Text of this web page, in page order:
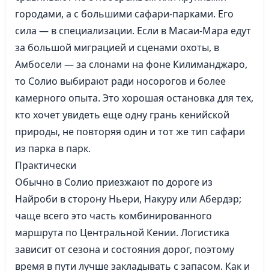
городами, а с большими сафари-парками. Его
сила — в специализации. Если в Масаи-Мара едут
за большой миграцией и сценами охоты, в
Амбосели — за слонами на фоне Килиманджаро,
то Солио выбирают ради носорогов и более
камерного опыта. Это хорошая остановка для тех,
кто хочет увидеть еще одну грань кенийской
природы, не повторяя один и тот же тип сафари
из парка в парк.
Практически
Обычно в Солио приезжают по дороге из
Найроби в сторону Ньери, Накуру или Абердэр;
чаще всего это часть комбинированного
маршрута по Центральной Кении. Логистика
зависит от сезона и состояния дорог, поэтому
время в пути лучше закладывать с запасом. Как и